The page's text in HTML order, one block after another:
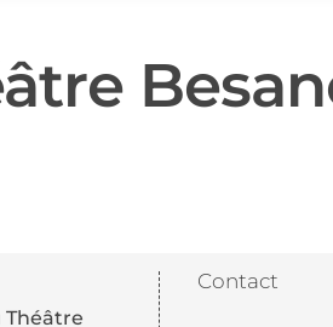
Théâtre
Contact